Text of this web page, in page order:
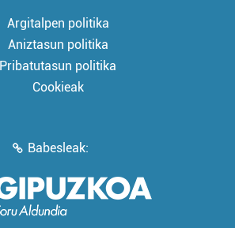
Argitalpen politika
Aniztasun politika
Pribatutasun politika
Cookieak
Babesleak: